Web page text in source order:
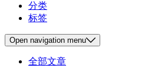
分类
标签
Open navigation menu
全部文章